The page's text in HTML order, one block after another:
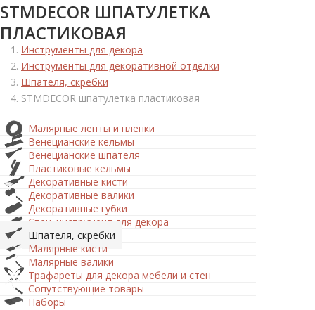
STMDECOR ШПАТУЛЕТКА
ПЛАСТИКОВАЯ
Инструменты для декора
Инструменты для декоративной отделки
Шпателя, скребки
STMDECOR шпатулетка пластиковая
Малярные ленты и пленки
Венецианские кельмы
Венецианские шпателя
Пластиковые кельмы
Декоративные кисти
Декоративные валики
Декоративные губки
Спец. инструмент для декора
Шпателя, скребки
Малярные кисти
Малярные валики
Трафареты для декора мебели и стен
Сопутствующие товары
Наборы